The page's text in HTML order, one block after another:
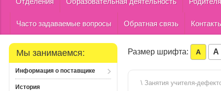
Часто задаваемые вопросы Обратная связь
Мы занимаемся:
Информация о поставщике
История
Размер шрифта: A A
\ Занятия учителя-